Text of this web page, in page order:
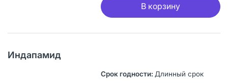
В корзину
Индапамид
Длинный срок